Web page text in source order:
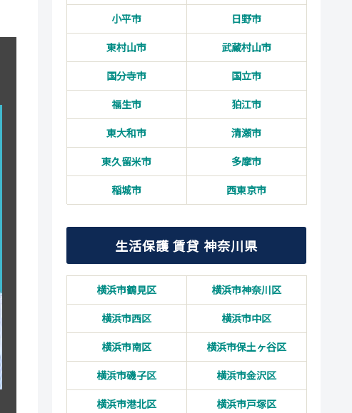
小平市
日野市
東村山市
武蔵村山市
国分寺市
国立市
福生市
狛江市
東大和市
清瀬市
東久留米市
多摩市
稲城市
西東京市
生活保護 賃貸 神奈川県
横浜市鶴見区
横浜市神奈川区
横浜市西区
横浜市中区
横浜市南区
横浜市保土ヶ谷区
横浜市磯子区
横浜市金沢区
横浜市港北区
横浜市戸塚区